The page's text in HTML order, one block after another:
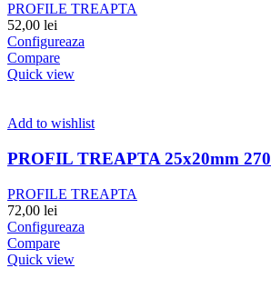
PROFILE TREAPTA
52,00 lei
Configureaza
Compare
Quick view
Add to wishlist
PROFIL TREAPTA 25x20mm
PROFILE TREAPTA
72,00 lei
Configureaza
Compare
Quick view